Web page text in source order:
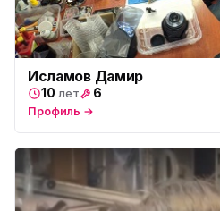
Исламов Дамир
10 лет 6
Профиль →